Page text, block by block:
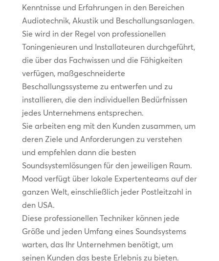
Kenntnisse und Erfahrungen in den Bereichen
Audiotechnik, Akustik und Beschallungsanlagen.
Sie wird in der Regel von professionellen
Toningenieuren und Installateuren durchgeführt,
die über das Fachwissen und die Fähigkeiten
verfügen, maßgeschneiderte
Beschallungssysteme zu entwerfen und zu
installieren, die den individuellen Bedürfnissen
jedes Unternehmens entsprechen.
Sie arbeiten eng mit den Kunden zusammen, um
deren Ziele und Anforderungen zu verstehen
und empfehlen dann die besten
Soundsystemlösungen für den jeweiligen Raum.
Mood verfügt über lokale Expertenteams auf der
ganzen Welt, einschließlich jeder Postleitzahl in
den USA.
Diese professionellen Techniker können jede
Größe und jeden Umfang eines Soundsystems
warten, das Ihr Unternehmen benötigt, um
seinen Kunden das beste Erlebnis zu bieten.